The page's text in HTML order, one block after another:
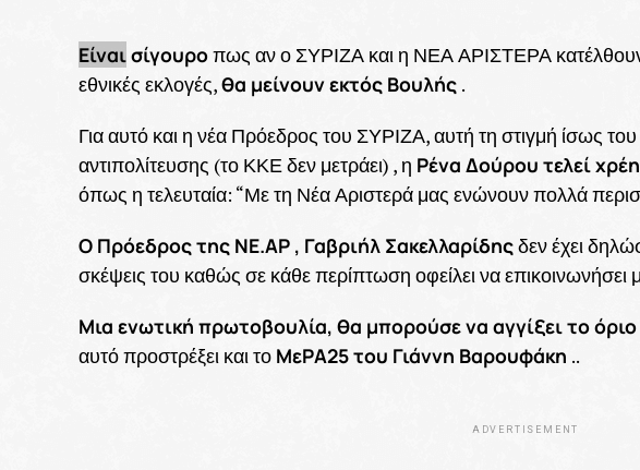
Είναισίγουροπως αν ο ΣΥΡΙΖΑ και η ΝΕΑ ΑΡΙΣΤΕΡΑ
εθνικές εκλογές,θα μείνουν εκτός Βουλής .
Για αυτό και η νέα Πρόεδρος του ΣΥΡΙΖΑ, αυτή τη στιγμή ίσως
αντιπολίτευσης (το ΚΚΕ δεν μετράει) , η Ρένα Δούρου τελεί
όπως η τελευταία: “Με τη Νέα Αριστερά μας ενώνουν πολλά
Ο Πρόεδρος της ΝΕ.ΑΡ , Γαβριήλ Σακελλαρίδηςδεν έχει
σκέψεις του καθώς σε κάθε περίπτωση οφείλει να
Μια ενωτική πρωτοβουλία, θα μπορούσε να αγγίξει το
αυτό προστρέξει και το ΜεΡΑ25 του Γιάννη Βαρουφάκη ..
ADVERTISEMENT